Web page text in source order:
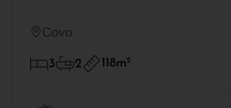
Covo
3 2 118m2